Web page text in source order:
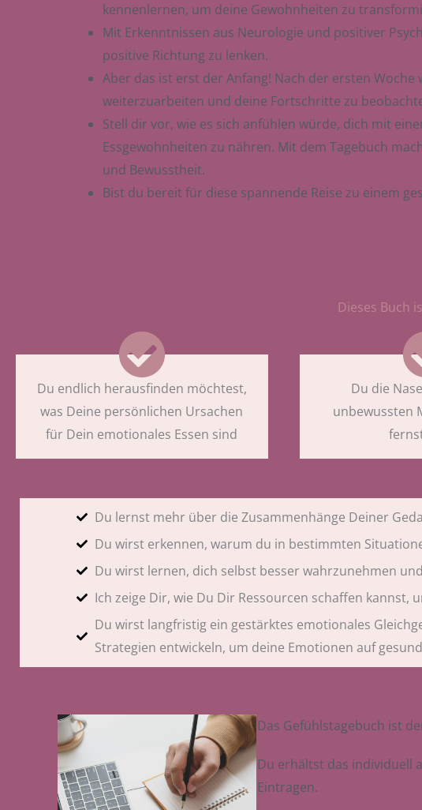
kennenlernen, um deine Gewohnheiten zu
Mit Erkenntnissen aus Neurologie und positiver
positive Richtung zu lenken.
Aber das ist erst der Anfang! Nach der ersten
weiterzuarbeiten und deine Fortschritte zu
Stell dir vor, wie es sich anfühlen würde, dich mit
Essgewohnheiten zu nähren. Mit dem Tagebuch
und Bewusstheit.
Bist du bereit für diese spannende Reise zu einem
Dieses Buch
Du endlich herausfinden möchtest,
was Deine persönlichen Ursachen
für Dein emotionales Essen sind
Du die
unbewussten
Du lernst mehr über die Zusammenhänge Deiner
Du wirst erkennen, warum du in bestimmten
Du wirst lernen, dich selbst besser wahrzunehmen
Ich zeige Dir, wie Du Dir Ressourcen schaffen
Du wirst langfristig ein gestärktes emotionales
Strategien entwickeln, um deine Emotionen auf
Das Gefühlstagebuch ist
Du erhältst das individuell
Eintragen.